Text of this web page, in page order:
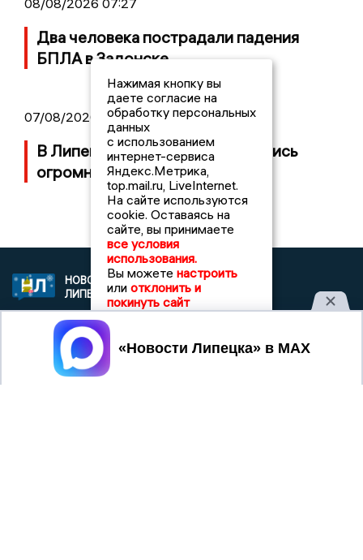
08/08/2026 07:27
Два человека пострадали падения
БПЛА в Задонске
07/08/2026 17:16
В Липецке на АЗС вновь появились
огромные очереди
НОВОСТИ
ЛИПЕЦКА
2021 © NEWSLIPETSK.RU | СИ
«Новости Липецка»
Учредитель (соучредители): Общество с ограниченной
ответственностью «РЕГИОНАЛЬНЫЕ НОВОСТИ» (ОГРН
1107154017354)
Главный редактор: Герцог Е.Г.
Нажимая кнопку вы
даете согласие на
обработку персональных
данных
с использованием
интернет-сервиса
Яндекс.Метрика,
top.mail.ru, LiveInternet.
На сайте используются
cookie. Оставаясь на
сайте, вы принимаете
все условия
использования.
Вы можете настроить
или отклонить и
покинуть сайт
Принять